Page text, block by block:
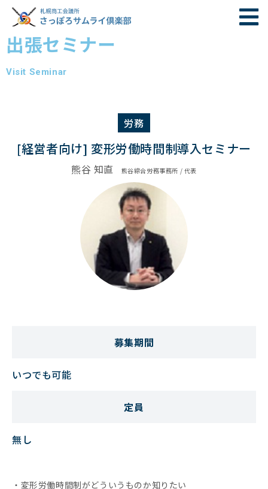
出張セミナー
Visit Seminar
労務
[経営者向け] 変形労働時間制導入セミナー
熊谷 知直 熊谷綜合労務事務所 / 代表
募集期間
いつでも可能
定員
無し
・変形労働時間制がどういうものか知りたい